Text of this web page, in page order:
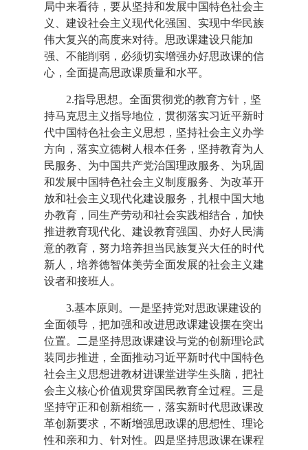
局中来看待，要从坚持和发展中国特色社会主
义、建设社会主义现代化强国、实现中华民族
伟大复兴的高度来对待。思政课建设只能加
强、不能削弱，必须切实增强办好思政课的信
心，全面提高思政课质量和水平。
2.指导思想。全面贯彻党的教育方针，坚
持马克思主义指导地位，贯彻落实习近平新时
代中国特色社会主义思想，坚持社会主义办学
方向，落实立德树人根本任务，坚持教育为人
民服务、为中国共产党治国理政服务、为巩固
和发展中国特色社会主义制度服务、为改革开
放和社会主义现代化建设服务，扎根中国大地
办教育，同生产劳动和社会实践相结合，加快
推进教育现代化、建设教育强国、办好人民满
意的教育，努力培养担当民族复兴大任的时代
新人，培养德智体美劳全面发展的社会主义建
设者和接班人。
3.基本原则。一是坚持党对思政课建设的
全面领导，把加强和改进思政课建设摆在突出
位置。二是坚持思政课建设与党的创新理论武
装同步推进，全面推动习近平新时代中国特色
社会主义思想进教材进课堂进学生头脑，把社
会主义核心价值观贯穿国民教育全过程。三是
坚持守正和创新相统一，落实新时代思政课改
革创新要求，不断增强思政课的思想性、理论
性和亲和力、针对性。四是坚持思政课在课程